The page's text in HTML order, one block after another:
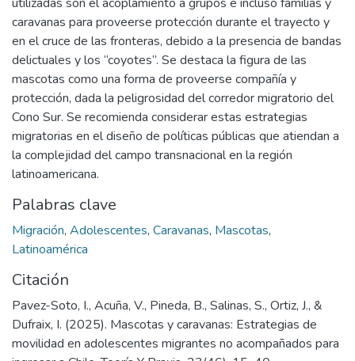
caravanas para proveerse protección durante el trayecto y
en el cruce de las fronteras, debido a la presencia de bandas
delictuales y los “coyotes”. Se destaca la figura de las
mascotas como una forma de proveerse compañía y
protección, dada la peligrosidad del corredor migratorio del
Cono Sur. Se recomienda considerar estas estrategias
migratorias en el diseño de políticas públicas que atiendan a
la complejidad del campo transnacional en la región
latinoamericana.
Palabras clave
Migración, Adolescentes, Caravanas, Mascotas,
Latinoamérica
Citación
Pavez-Soto, I., Acuña, V., Pineda, B., Salinas, S., Ortiz, J., &
Dufraix, I. (2025). Mascotas y caravanas: Estrategias de
movilidad en adolescentes migrantes no acompañados para